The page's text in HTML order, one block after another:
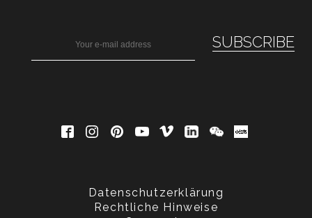
Datenschutzerklärung
Rechtliche Hinweise